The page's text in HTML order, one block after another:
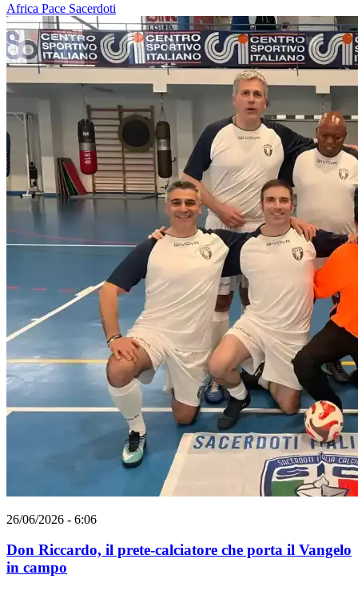
Africa Pace Sacerdoti
26/06/2026 - 6:06
Don Riccardo, il prete-calciatore che porta il Vangelo
in campo